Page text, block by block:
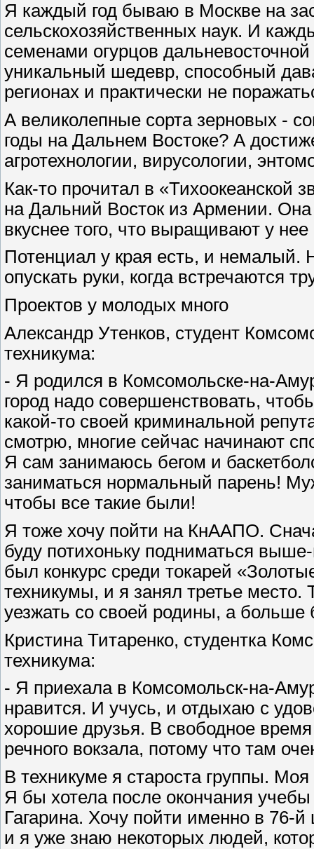
Я каждый год бываю в Москве на
сельскохозяйственных наук. И
семенами огурцов
уникальный шедевр, способный
регионах и практически не
А великолепные сорта зерновых -
годы на Дальнем Востоке? А
агротехнологии, вирусологии,
Как-то прочитал в «Тихоокеанской
на Дальний Восток из Армении. Она
вкуснее того, что выращивают у
Потенциал у края есть, и немалый.
опускать руки, когда встречаются
Проектов у молодых много
Александр Утенков, студент
техникума:
- Я родился в Комсомольске-на-
город надо совершенствовать,
какой-то своей криминальной
смотрю, многие сейчас начинают
Я сам занимаюсь бегом и
заниматься нормальный парень!
чтобы все такие были!
Я тоже хочу пойти на КнААПО.
буду потихоньку подниматься
был конкурс среди токарей
техникумы, и я занял третье
уезжать со своей родины, а больше
Кристина Титаренко, студентка
техникума:
- Я приехала в Ком­сомольск-на-
нравится. И учусь, и отдыхаю с
хорошие друзья. В свободное
речного вокзала, потому что там
В техникуме я староста группы.
Я бы хотела после окончания
Гагарина. Хочу пойти именно в 76-
и я уже знаю некоторых людей,